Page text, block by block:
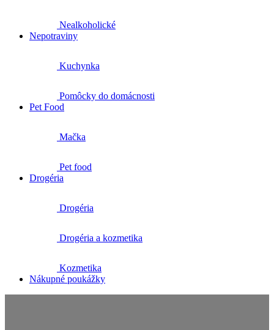
Nealkoholické
Nepotraviny
Kuchynka
Pomôcky do domácnosti
Pet Food
Mačka
Pet food
Drogéria
Drogéria
Drogéria a kozmetika
Kozmetika
Nákupné poukážky